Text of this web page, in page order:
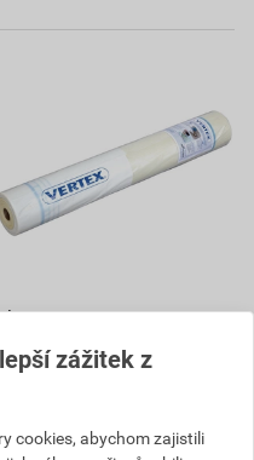
výztužná Vertex
31
019,37 Kč
zážitek z
cookies, abychom zajistili